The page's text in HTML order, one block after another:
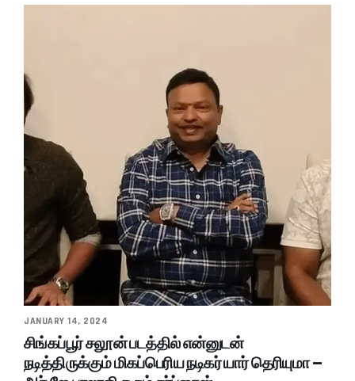
JANUARY 14, 2024
சிங்கப்பூர் சலூன் படத்தில் என்னுடன்
நடித்திருக்கும் மிகப்பெரிய நடிகர் யார் தெரியுமா –